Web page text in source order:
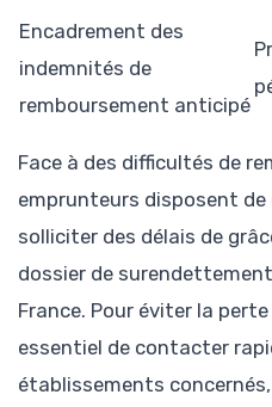
Encadrement des
indemnités de
remboursement anticipé
Face à des difficultés de
emprunteurs disposent
solliciter des délais de
dossier de
France. Pour éviter la
essentiel de contacter
établissements